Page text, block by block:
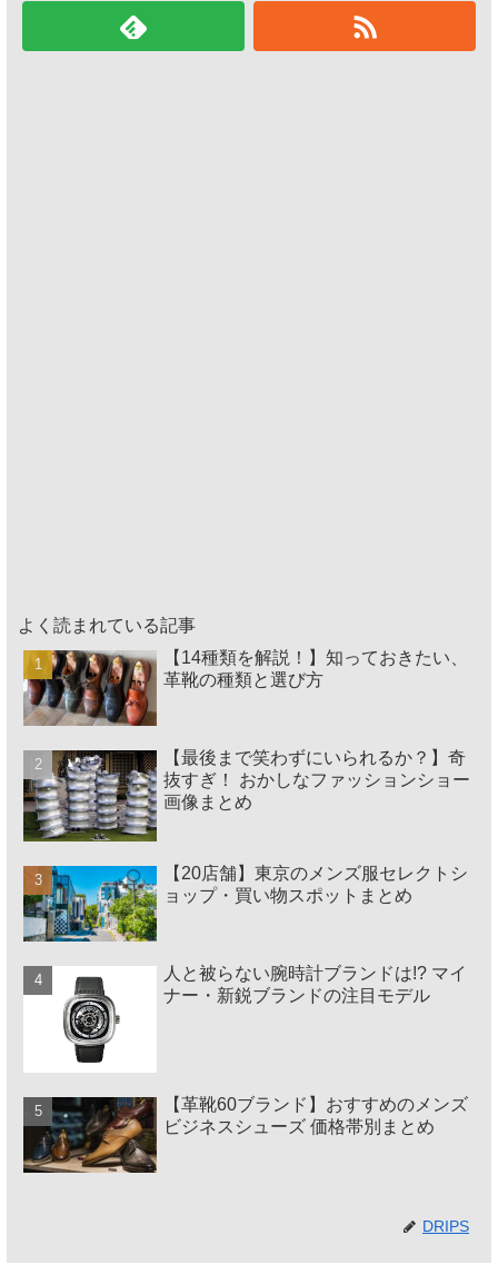
よく読まれている記事
【14種類を解説！】知っておきたい、
革靴の種類と選び方
【最後まで笑わずにいられるか？】奇
抜すぎ！ おかしなファッションショー
画像まとめ
【20店舗】東京のメンズ服セレクトシ
ョップ・買い物スポットまとめ
人と被らない腕時計ブランドは!? マイ
ナー・新鋭ブランドの注目モデル
【革靴60ブランド】おすすめのメンズ
ビジネスシューズ 価格帯別まとめ
DRIPS